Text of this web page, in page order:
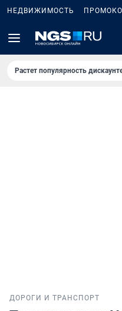
НЕДВИЖИМОСТЬ
Растет популярность
ДОРОГИ И ТРАНСПОРТ